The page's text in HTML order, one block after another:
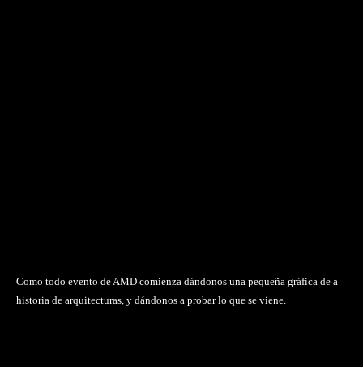
Como todo evento de AMD comienza dándonos una pequeña gráfica de a
historia de arquitecturas, y dándonos a probar lo que se viene.